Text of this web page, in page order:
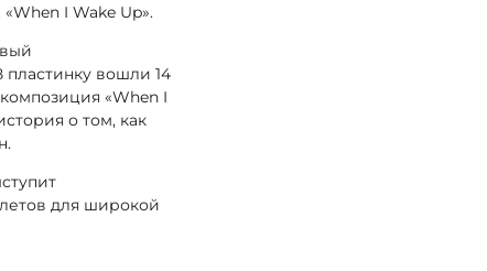
I Wake Up».
пластинку вошли 14
«When I
о том, как
для широкой